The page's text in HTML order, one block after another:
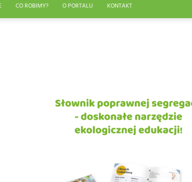
CO ROBIMY? O PORTALU KONTAKT